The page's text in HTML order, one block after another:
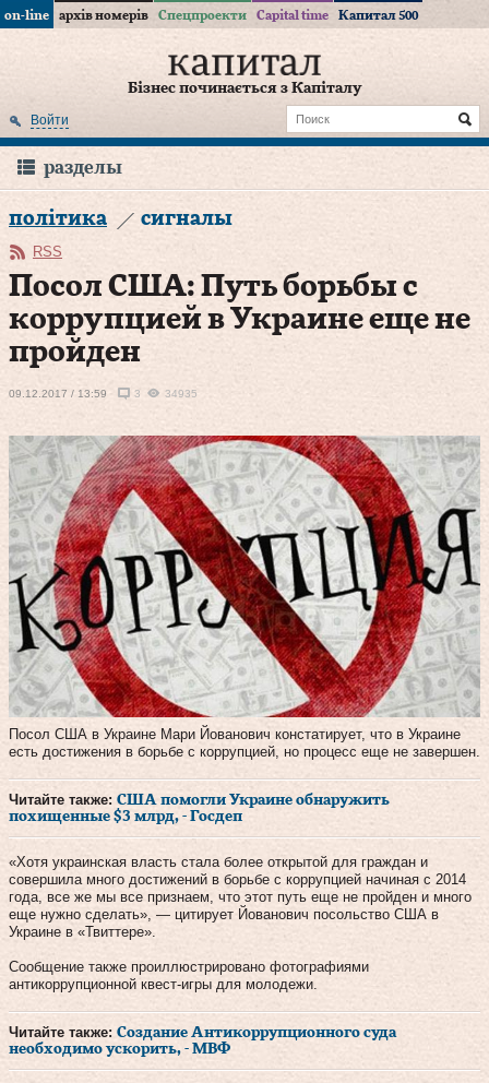
on-line архів номерів Спецпроекти Capital time Капитал 500
Бізнес починається з Капіталу
Войти
разделы
політика сигналы
RSS
Посол США: Путь борьбы с
коррупцией в Украине еще не
пройден
09.12.2017 / 13:59 3 34935
Посол США в Украине Мари Йованович констатирует, что в Украине
есть достижения в борьбе с коррупцией, но процесс еще не завершен.
Читайте также: США помогли Украине обнаружить
похищенные $3 млрд, - Госдеп
«Хотя украинская власть стала более открытой для граждан и
совершила много достижений в борьбе с коррупцией начиная с 2014
года, все же мы все признаем, что этот путь еще не пройден и много
еще нужно сделать», — цитирует Йованович посольство США в
Украине в «Твиттере».
Сообщение также проиллюстрировано фотографиями
антикоррупционной квест-игры для молодежи.
Читайте также: Создание Антикоррупционного суда
необходимо ускорить, - МВФ